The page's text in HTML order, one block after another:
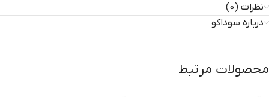
نظرات (0)
درباره سوداکو
محصولات مرتبط